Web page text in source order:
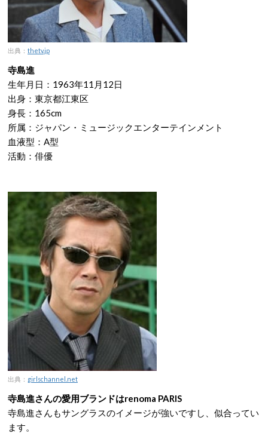
出典： thetv.jp
寺島進
生年月日：1963年11月12日
出身：東京都江東区
身長：165cm
所属：ジャパン・ミュージックエンターテインメント
血液型：A型
活動：俳優
出典： girlschannel.net
寺島進さんの愛用ブランドはrenoma PARIS
寺島進さんもサングラスのイメージが強いですし、似合ってい
ます。